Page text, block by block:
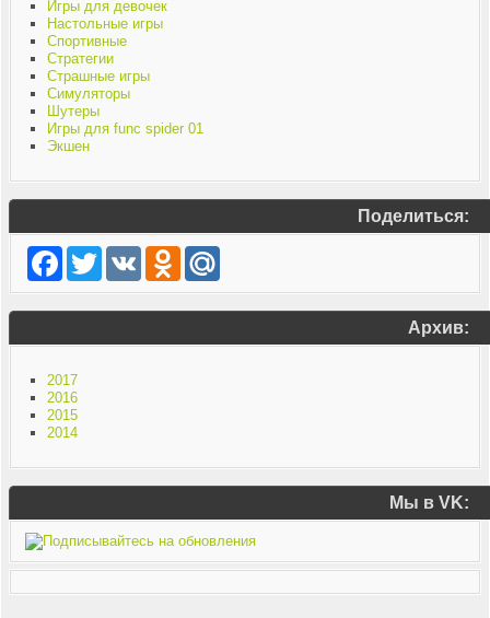
Игры для девочек
Настольные игры
Спортивные
Стратегии
Страшные игры
Симуляторы
Шутеры
Игры для func spider 01
Экшен
Поделиться:
Facebook
TwitterVK Odnoklassniki
Mail.Ru
Архив:
2017
2016
2015
2014
Мы в VK: